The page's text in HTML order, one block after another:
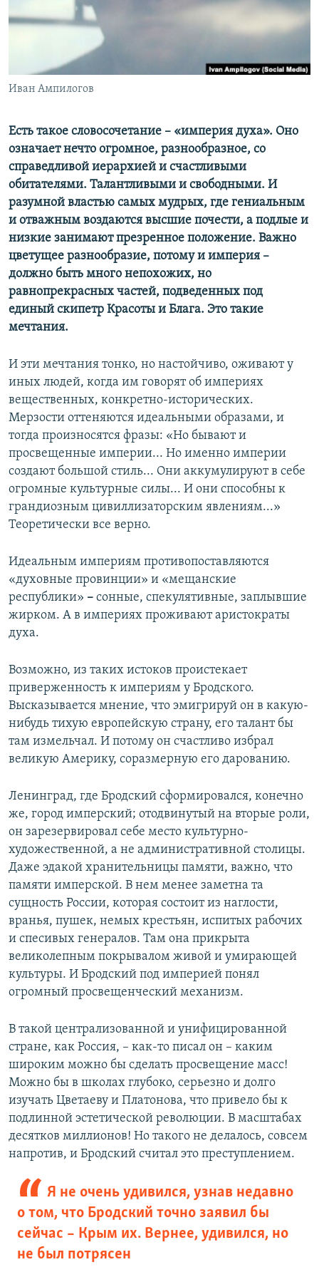
ПОБЕДИТЕЛЕЙ НЕ СУДЯТ?
КРЫМ.НЕПОКОРЕННЫЙ
ELIFBE
УКРАИНСКАЯ ПРОБЛЕМА КРЫМА
ПРИСОЕДИНЯЙТЕСЬ!
Иван Ампилогов
Есть такое словосочетание – «империя духа». Оно
означает нечто огромное, разнообразное, со
справедливой иерархией и счастливыми
обитателями. Талантливыми и свободными. И
разумной властью самых мудрых, где гениальным
и отважным воздаются высшие почести, а подлые и
низкие занимают презренное положение. Важно
цветущее разнообразие, потому и империя –
должно быть много непохожих, но
равнопрекрасных частей, подведенных под
единый скипетр Красоты и Блага. Это такие
мечтания.
И эти мечтания тонко, но настойчиво, оживают у
иных людей, когда им говорят об империях
вещественных, конкретно-исторических.
Мерзости оттеняются идеальными образами, и
тогда произносятся фразы: «Но бывают и
просвещенные империи... Но именно империи
создают большой стиль... Они аккумулируют в себе
огромные культурные силы... И они способны к
грандиозным цивиллизаторским явлениям...»
Теоретически все верно.
Идеальным империям противопоставляются
«духовные провинции» и «мещанские
республики» – сонные, спекулятивные, заплывшие
жирком. А в империях проживают аристократы
духа.
Возможно, из таких истоков проистекает
приверженность к империям у Бродского.
Высказывается мнение, что эмигрируй он в какую-
нибудь тихую европейскую страну, его талант бы
там измельчал. И потому он счастливо избрал
великую Америку, соразмерную его дарованию.
Ленинград, где Бродский сформировался, конечно
же, город имперский; отодвинутый на вторые роли,
он зарезервировал себе место культурно-
художественной, а не административной столицы.
Даже эдакой хранительницы памяти, важно, что
памяти имперской. В нем менее заметна та
сущность России, которая состоит из наглости,
вранья, пушек, немых крестьян, испитых рабочих
и спесивых генералов. Там она прикрыта
великолепным покрывалом живой и умирающей
культуры. И Бродский под империей понял
огромный просвещенческий механизм.
В такой централизованной и унифицированной
стране, как Россия, – как-то писал он – каким
широким можно бы сделать просвещение масс!
Можно бы в школах глубоко, серьезно и долго
изучать Цветаеву и Платонова, что привело бы к
подлинной эстетической революции. В масштабах
десятков миллионов! Но такого не делалось, совсем
напротив, и Бродский считал это преступлением.
Я не очень удивился, узнав недавно
о том, что Бродский точно заявил бы
сейчас – Крым их. Вернее, удивился, но
не был потрясен